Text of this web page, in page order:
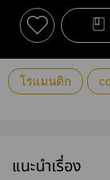
โรแมนติก
แนะนำเรื่อง